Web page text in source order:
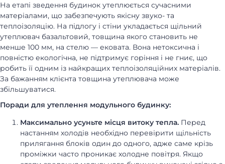
На етапі зведення будинок утеплюється сучасними
матеріалами, що забезпечують якісну звуко- та
теплоізоляцію. На підлогу і стіни укладається щільний
утеплювач базальтовий, товщина якого становить не
менше 100 мм, на стелю — ековата. Вона нетоксична і
повністю екологічна, не підтримує горіння і не гниє, що
робить її одним із найкращих теплоізоляційних матеріалів.
За бажанням клієнта товщина утеплювача може
збільшуватися.
Поради для утеплення модульного будинку:
Максимально усуньте місця витоку тепла. Перед
настанням холодів необхідно перевірити щільність
прилягання блоків один до одного, адже саме крізь
проміжки часто проникає холодне повітря. Якщо